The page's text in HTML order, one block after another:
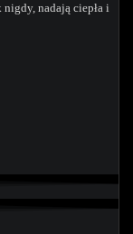
nadają ciepła i